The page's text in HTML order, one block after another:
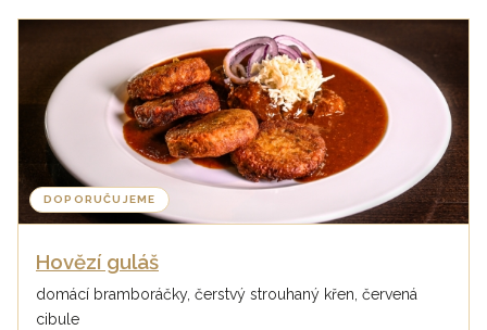
DOPORUČUJEME
Hovězí guláš
domácí bramboráčky, čerstvý strouhaný křen, červená
cibule